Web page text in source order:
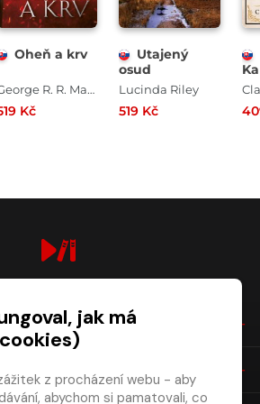
Oheň a krv
George R. R. Martin
Kč
Utajený
osud
Lucinda Riley
519 Kč
jak má
z procházení webu - aby
abychom si pamatovali, co